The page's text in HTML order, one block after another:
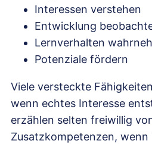
Interessen verstehen
Entwicklung
Lernverhalten
Potenziale fördern
Viele versteckte
wenn echtes Interesse
erzählen selten freiwillig
Zusatzkompetenzen,